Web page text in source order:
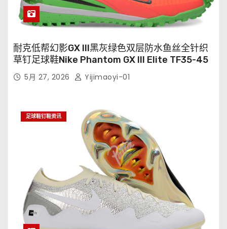
耐克低帮幻影GX III黑灰绿色双层防水鱼丝全针织
草钉足球鞋Nike Phantom GX III Elite TF35-45
5月 27, 2026 Yijimaoyi-01
足球鞋钉鞋资讯